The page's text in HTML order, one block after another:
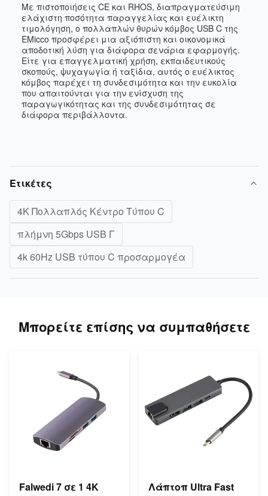
Με πιστοποιήσεις CE και RHOS, διαπραγματεύσιμη
ελάχιστη ποσότητα παραγγελίας και ευέλικτη
τιμολόγηση, ο πολλαπλών θυρών κόμβος USB C της
EMicco προσφέρει μια αξιόπιστη και οικονομικά
αποδοτική λύση για διάφορα σενάρια εφαρμογής.
Είτε για επαγγελματική χρήση, εκπαιδευτικούς
σκοπούς, ψυχαγωγία ή ταξίδια, αυτός ο ευέλικτος
κόμβος παρέχει τη συνδεσιμότητα και την ευκολία
που απαιτούνται για την ενίσχυση της
παραγωγικότητας και της συνδεσιμότητας σε
διάφορα περιβάλλοντα.
Ετικέτες
4K Πολλαπλός Κέντρο Τύπου C
πλήμνη 5Gbps USB Γ
4k 60Hz USB τύπου C προσαρμογέα
Μπορείτε επίσης να συμπαθήσετε
Falwedi 7 σε 1 4K
Λάπτοπ Ultra Fast